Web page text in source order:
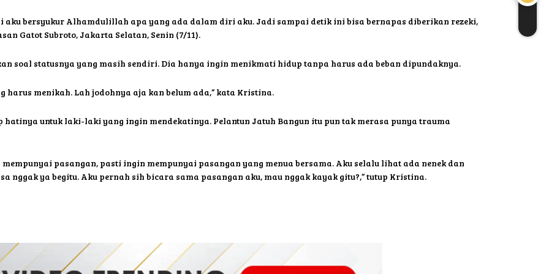
aku bersyukur Alhamdulillah apa yang ada dalam diri aku. Jadi sampai detik ini bisa bernapas diberikan rezeki,
Gatot Subroto, Jakarta Selatan, Senin (7/11).
soal statusnya yang masih sendiri. Dia hanya ingin menikmati hidup tanpa harus ada beban dipundaknya.
menikah. Lah jodohnya aja kan belum ada,” kata Kristina.
untuk laki-laki yang ingin mendekatinya. Pelantun Jatuh Bangun itu pun tak merasa punya trauma
pasangan, pasti ingin mempunyai pasangan yang menua bersama. Aku selalu lihat ada nenek dan
nggak ya begitu. Aku pernah sih bicara sama pasangan aku, mau nggak kayak gitu?,” tutup Kristina.